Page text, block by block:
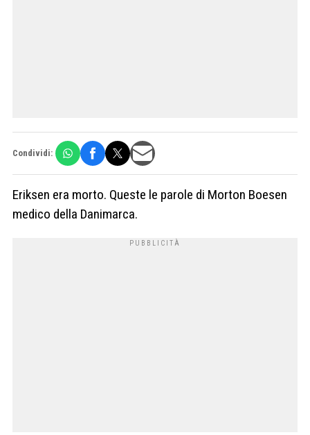
Condividi:
Eriksen era morto. Queste le parole di Morton Boesen
medico della Danimarca.